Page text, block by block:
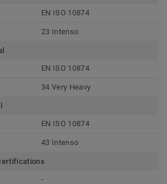
EN ISO 10874
23 Intenso
EN ISO 10874
34 Very Heavy
EN ISO 10874
43 Intenso
-